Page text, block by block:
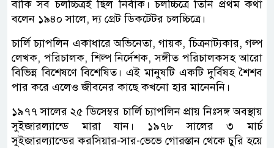
বাকি সব চলচ্চিত্রই ছিল নির্বাক। চলচ্চিত্রে তিনি প্রথম কথা
বলেন ১৯৪০ সালে, দ্য গ্রেট ডিকটেটর চলচ্চিত্রে।
চার্লি চ্যাপলিন একাধারে অভিনেতা, গায়ক, চিত্রনাট্যকার, গল্প
লেখক, পরিচালক, শিল্প নির্দেশক, সঙ্গীত পরিচালকসহ আরো
বিভিন্ন বিশেষণে বিশেষিত। এই মানুষটি একটি দুর্বিষহ শৈশব
পার করে এলেও জীবনের কাছে কখনো হার মানেননি।
১৯৭৭ সালের ২৫ ডিসেম্বর চার্লি চ্যাপলিন প্রায় নিঃসঙ্গ অবস্থায়
সুইজারল্যান্ডে মারা যান। ১৯৭৮ সালের ৩ মার্চ
সুইজারল্যান্ডের করসিয়ার-সার-ভেভে গোরস্তান থেকে চুরি হয়ে